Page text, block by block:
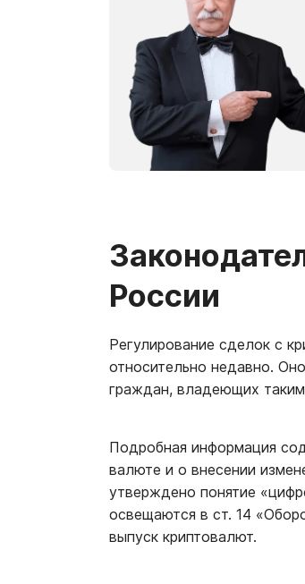
России
Регулирование сделок с
относительно недавно.
граждан, владеющих
Подробная информация
валюте и о внесении
утверждено понятие
освещаются в ст. 14
выпуск криптовалют.